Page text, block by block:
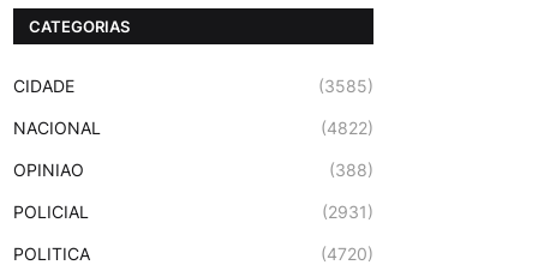
CATEGORIAS
CIDADE (3585)
NACIONAL (4822)
OPINIAO (388)
POLICIAL (2931)
POLITICA (4720)